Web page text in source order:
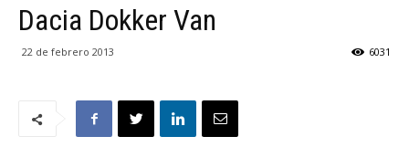
Dacia Dokker Van
22 de febrero 2013 6031